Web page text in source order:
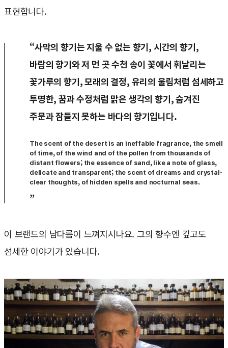
표현합니다.
“사막의 향기는 지울 수 없는 향기, 시간의 향기,
바람의 향기와 저 먼 곳 수천 송이 꽃에서 휘날리는
꽃가루의 향기, 모래의 결정, 유리의 울림처럼 섬세하고
투명한, 꿈과 수정처럼 맑은 생각의 향기, 숨겨진
주문과 잠들지 못하는 바다의 향기입니다.
The scent of the desert is an ineffable fragrance, the smell
of time, of the wind and of the pollen from thousands of
distant flowers; the essence of sand, like a note of glass,
delicate and transparent; the scent of dreams and crystal-
clear thoughts, of hidden spells and nocturnal seas.
”
이 브랜드의 남다름이 느껴지시나요. 그의 향수엔 깊고도
섬세한 이야기가 있습니다.